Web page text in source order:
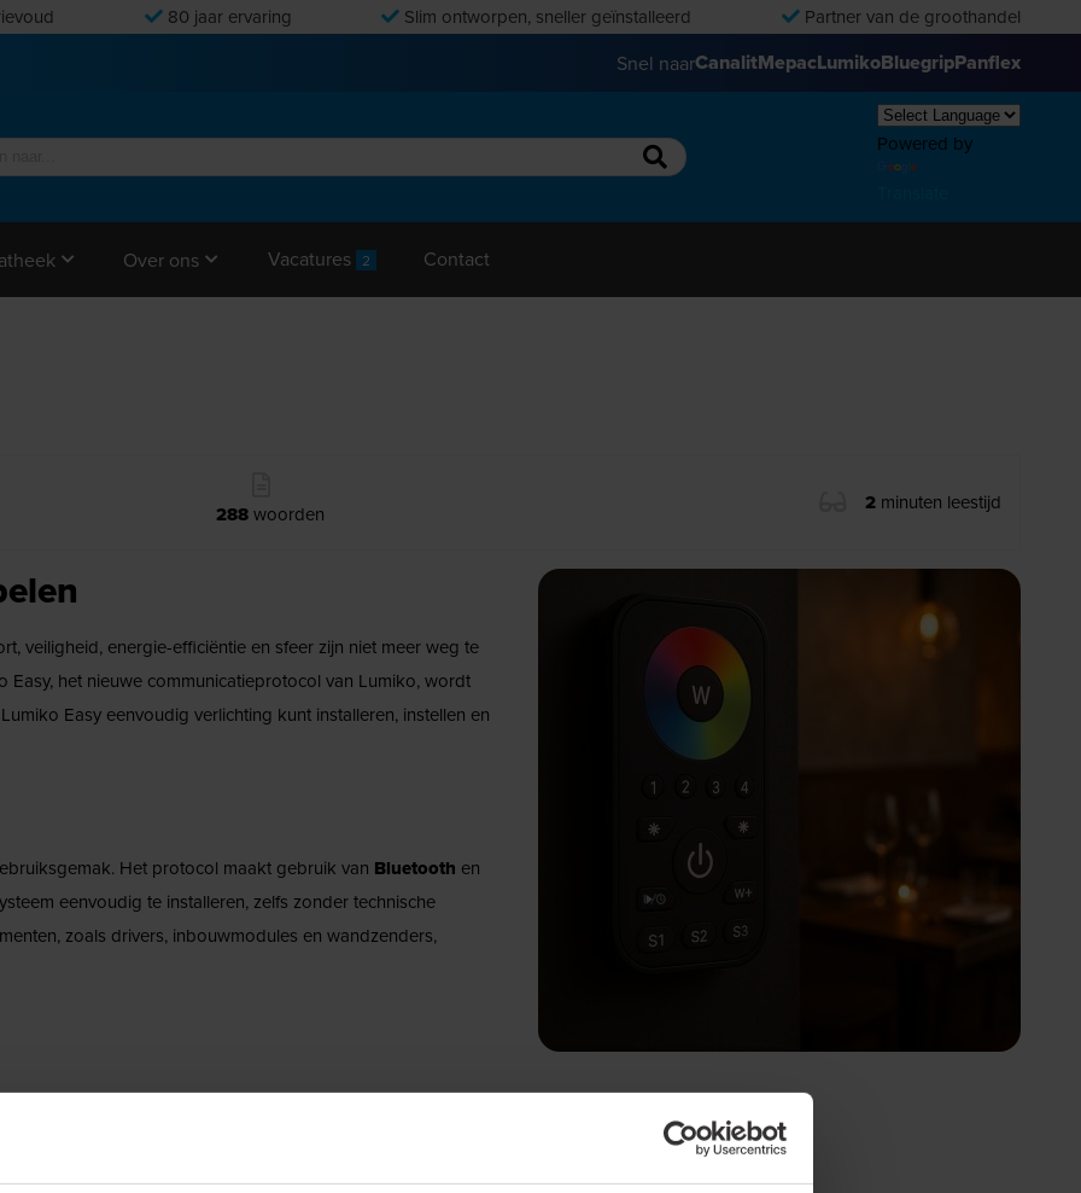
80 jaar ervaring Slim ontworpen, sneller geïnstalleerd Partner van de groothandel
Snel naarCanalitMepacLumikoBluegripPanflex
Powered by
Over ons Vacatures 2 Contact
288woorden 2 minuten leestijd
veiligheid, energie-efficiëntie en sfeer zijn niet meer weg te
het nieuwe communicatieprotocol van Lumiko, wordt
Easy eenvoudig verlichting kunt installeren, instellen en
Het protocol maakt gebruik van Bluetooth en
eenvoudig te installeren, zelfs zonder technische
zoals drivers, inbouwmodules en wandzenders,